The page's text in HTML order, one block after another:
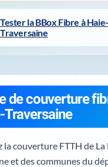
Tester la BBox Fibre à Haie-
Traversaine
de couverture
Traversaine
la couverture FTTH de La
et des communes du